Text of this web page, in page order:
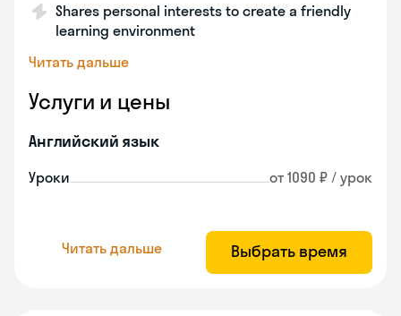
Shares personal interests to create a friendly
learning environment
Читать дальше
Услуги и цены
Английский язык
Уроки от 1090 ₽ / урок
Читать дальше Выбрать время